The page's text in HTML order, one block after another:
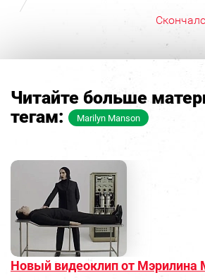
Читайте больше
тегам:
Marilyn Manson
Новый видеоклип от Мэрилина